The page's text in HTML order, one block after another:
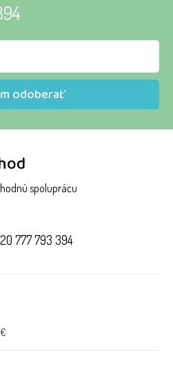
spoluprácu
777 793 394
odoberať